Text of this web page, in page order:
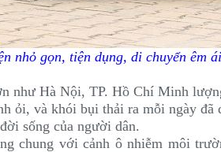
nhỏ gọn, tiện dụng, di chuyển êm
như Hà Nội, TP. Hồ Chí Minh
ỏi, và khói bụi thải ra mỗi ngày
sống của người dân.
chung với cảnh ô nhiễm môi